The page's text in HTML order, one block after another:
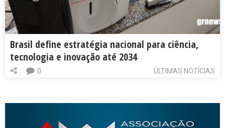
Brasil define estratégia nacional para ciência,
tecnologia e inovação até 2034
ÚLTIMAS NOTÍCIAS
0